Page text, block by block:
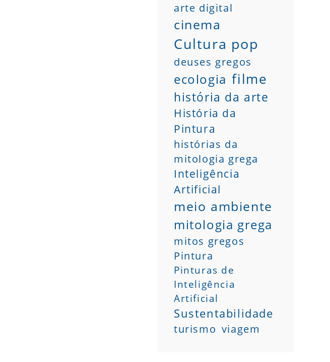
arte digital
cinema
Cultura pop
deuses gregos
ecologia filme
história da arte
História da
Pintura
histórias da
mitologia grega
Inteligência
Artificial
meio ambiente
mitologia grega
mitos gregos
Pintura
Pinturas de
Inteligência
Artificial
Sustentabilidade
turismo viagem